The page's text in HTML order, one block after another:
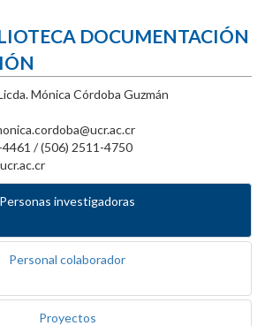
DOCUMENTACIÓN
Mónica Córdoba Guzmán
/ (506) 2511-4750
Personas investigadoras
Personal colaborador
Proyectos